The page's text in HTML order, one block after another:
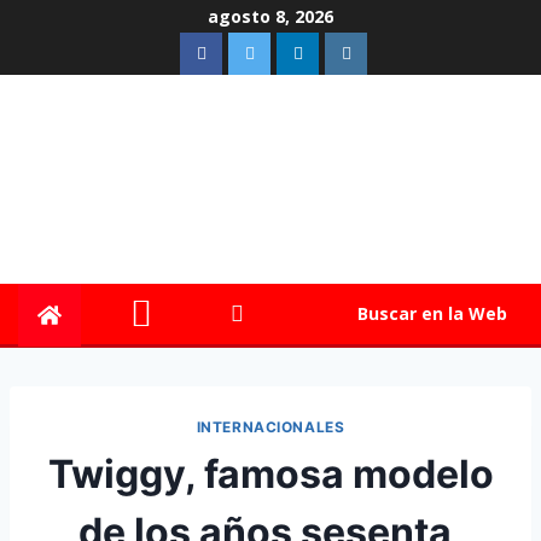
agosto 8, 2026
Buscar en la Web
INTERNACIONALES
Twiggy, famosa modelo